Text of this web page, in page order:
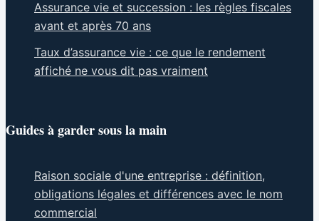
Assurance vie et succession : les règles fiscales
avant et après 70 ans
Taux d’assurance vie : ce que le rendement
affiché ne vous dit pas vraiment
Guides à garder sous la main
Raison sociale d'une entreprise : définition,
obligations légales et différences avec le nom
commercial